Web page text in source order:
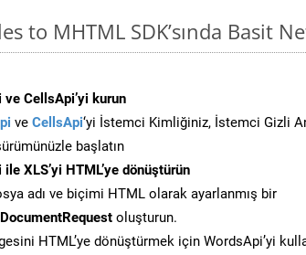
to MHTML SDK’sında Basit
ve CellsApi’yi kurun
ve CellsApi‘yi İstemci Kimliğiniz, İstemci Gizli
başlatın
XLS’yi HTML’ye dönüştürün
adı ve biçimi HTML olarak ayarlanmış bir
oluşturun.
HTML’ye dönüştürmek için WordsApi’yi